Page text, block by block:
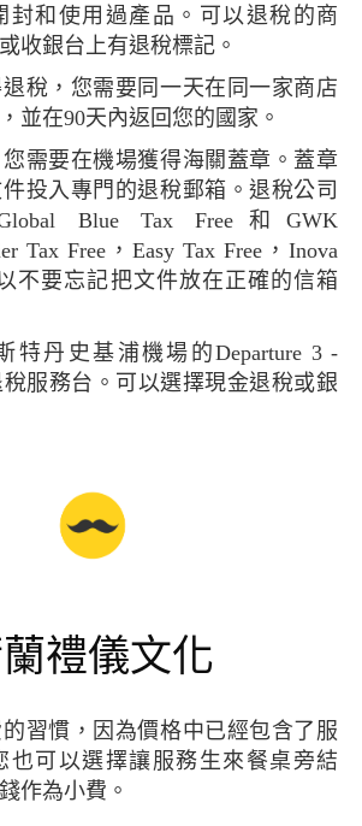
封和使用過產品。可以退稅的商
收銀台上有退稅標記。
並在90天內返回您的國家。
投入專門的退稅郵箱。退稅公司
Blue Tax Free和GWK
Tax Free，Easy Tax Free，Inova
不要忘記把文件放在正確的信箱
稅服務台。可以選擇現金退稅或銀
荷蘭禮儀文化
也可以選擇讓服務生來餐桌旁結
作為小費。